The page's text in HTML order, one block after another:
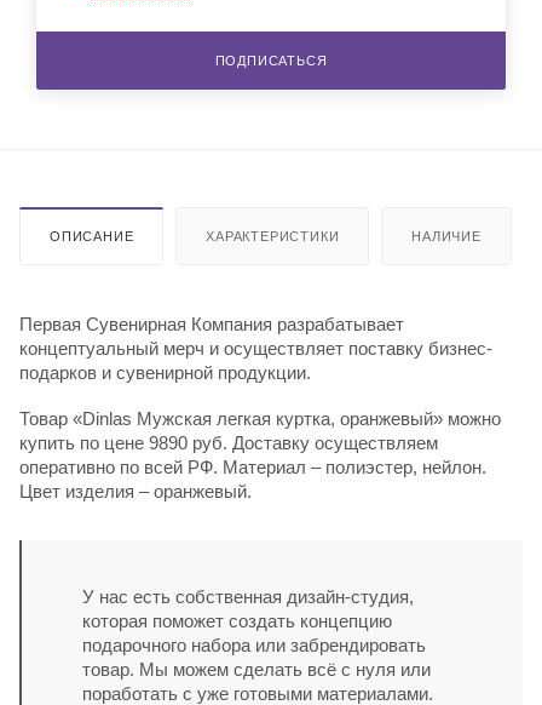
ПОДПИСАТЬСЯ
ОПИСАНИЕ ХАРАКТЕРИСТИКИ НАЛИЧИЕ
Первая Сувенирная Компания разрабатывает
концептуальный мерч и осуществляет поставку бизнес-
подарков и сувенирной продукции.
Товар «Dinlas Мужская легкая куртка, оранжевый» можно
купить по цене 9890 руб. Доставку осуществляем
оперативно по всей РФ. Материал – полиэстер, нейлон.
Цвет изделия – оранжевый.
У нас есть собственная дизайн-студия,
которая поможет создать концепцию
подарочного набора или забрендировать
товар. Мы можем сделать всё с нуля или
поработать с уже готовыми материалами.